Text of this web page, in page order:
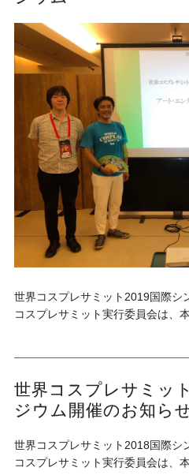
世界コスプレサミット2019国際シ
コスプレサミット実行委員会は、
世界コスプレサミッ
ジウム開催のお知ら
世界コスプレサミット2018国際シ
コスプレサミット実行委員会は、